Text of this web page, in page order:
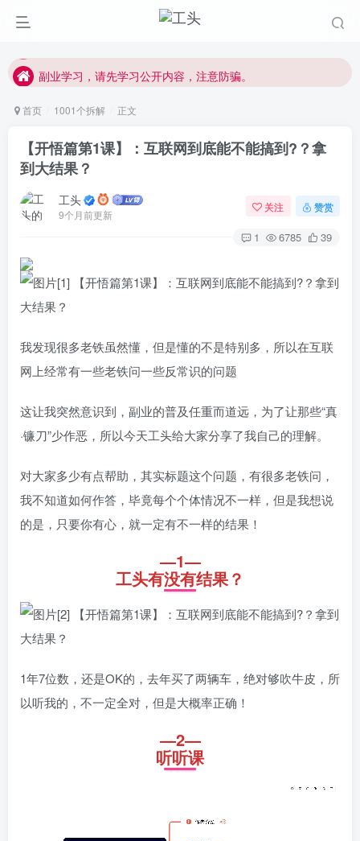
每天学习30分钟，提升互联网认知！
副业学习，请先学习公开内容，注意防骗。
首页 1001个拆解 正文
【开悟篇第1课】：互联网到底能不能搞到?？拿
到大结果？
工头
9个月前更新
关注 赞赏
1 6785 39
我发现很多老铁虽然懂，但是懂的不是特别多，所以在互联
网上经常有一些老铁问一些反常识的问题
这让我突然意识到，副业的普及任重而道远，为了让那些“真
·镰刀”少作恶，所以今天工头给大家分享了我自己的理解。
对大家多少有点帮助，其实标题这个问题，有很多老铁问，
我不知道如何作答，毕竟每个个体情况不一样，但是我想说
的是，只要你有心，就一定有不一样的结果！
—1—
工头有没有结果？
1年7位数，还是OK的，去年买了两辆车，绝对够吹牛皮，所
以听我的，不一定全对，但是大概率正确！
—2—
听听课